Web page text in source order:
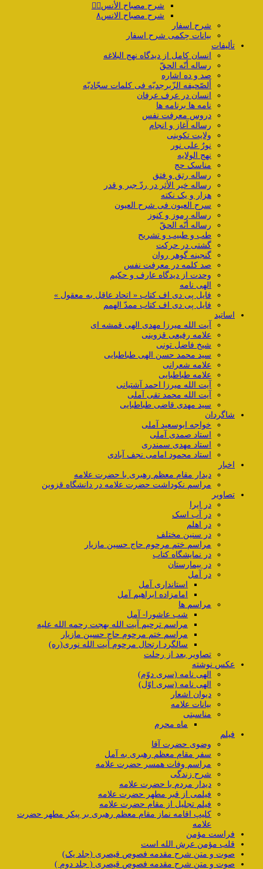
شرح مصباح الأنس۷️⃣
شرح مصباح الانس۸
شرح اسفار
بیانات حِکمی شرح اسفار
تألیفات
انسان کامل از دیدگاه نهج البلاغه
رساله أنّه الحقّ
صد و ده اشاره
ألصّحیفه الزّبرجدیّه فی کلمات سجّادیّه
انسان در عرف عرفان
نامه ها برنامه ها
دروس معرفت نفس
رساله آغاز و انجام
ولایت تکوینی
نورٌ علی نور
نهج الولایه
مناسک حج
رساله رتق و فتق
رساله خیر الأثر در ردّ جبر و قدر
هزار و یک نکته
سرح العیون فی شرح العیون
رساله رموز و کنوز
رساله أنّه الحقّ
طب و طبیب و تشریح
گشتی در حرکت
گنجینه گوهر روان
صد کلمه در معرفت نفس
وحدت از دیدگاه عارف و حکیم
الهی نامه
فایل پی دی اف کتاب « اتحاد عاقل به معقول »
فایل پی دی اف کتاب ممدّ الهمم
اساتید
آیت الله میرزا مهدی الهی قمشه ای
علامه رفیعی قزوینی
شیخ فاضل تونی
سید محمد حسن الهی طباطبایی
علامه شعرانی
علامه طباطبایی
آیت الله میرزا احمد آشتیانی
آیت الله محمد تقی آملی
سید مهدی قاضی طباطبایی
شاگردان
خواجه ابوسعید آملی
استاد صمدی آملی
استاد مهدی سمندری
استاد محمود امامی نجف آبادی
اخبار
دیدار مقام معظم رهبری با حضرت علامه
مراسم نکوداشت حضرت علامه در دانشگاه قزوین
تصاویر
در ایرا
در آب اسک
در اهلم
در سنین مختلف
مراسم ختم مرحوم حاج حسین مازیار
در نمایشگاه کتاب
در بیمارستان
در آمل
استانداری آمل
امامزاده ابراهیم آمل
مراسم ها
شب عاشورا- آمل
مراسم ترحیم آیت الله بهجت رحمه الله علیه
مراسم ختم مرحوم حاج حسین مازیار
سالگرد ارتحال مرحوم آیت الله نوری(ره)
تصاویر بعد از رحلت
عکس نوشته
الهی نامه (سری دوّم)
الهی نامه (سری اوّل)
دیوان اشعار
بیانات علامه
مناسبتی
ماه محرم
فیلم
وضوی حضرت آقا
سفر مقام معظم رهبری به آمل
مراسم وفات همسر حضرت علامه
شرح زندگی
دیدار مردم با حضرت علامه
فیلمی از قبر مطهر حضرت علامه
فیلم تجلیل از مقام حضرت علامه
کلیپ اقامه نماز مقام معظم رهبری بر پیکر مطهر حضرت
علامه
فراست مؤمن
قلب مؤمن عرش الله است
صوت و متن شرح مقدمه فصوص قیصری (جلد یک)
صوت و متن شرح مقدمه فصوص قیصری ( جلد دوم )